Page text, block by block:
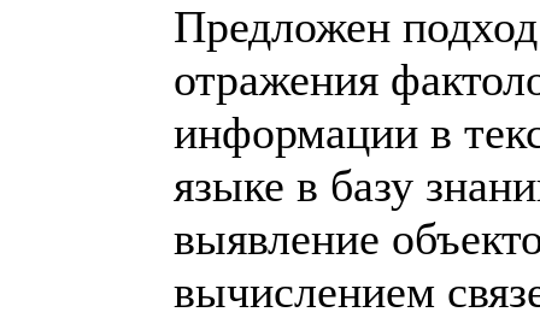
Предложен
отражения
информации в
языке в базу
выявление
вычислением